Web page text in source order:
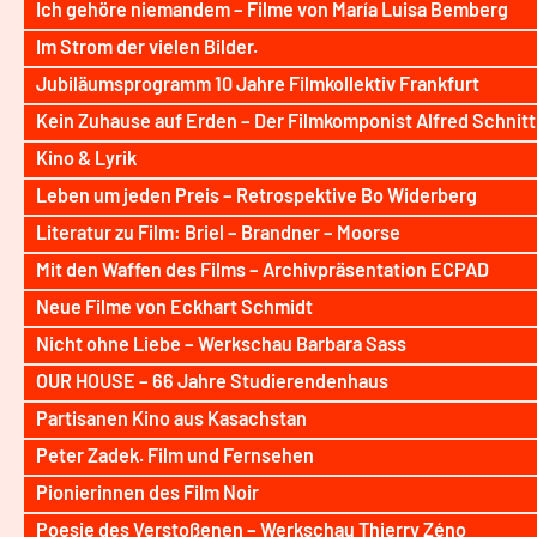
Ich gehöre niemandem – Filme von María Luisa Bemberg
Im Strom der vielen Bilder.
Jubiläumsprogramm 10 Jahre Filmkollektiv Frankfurt
Kein Zuhause auf Erden – Der Filmkomponist Alfred
Kino & Lyrik
Leben um jeden Preis – Retrospektive Bo Widerberg
Literatur zu Film: Briel – Brandner – Moorse
Mit den Waffen des Films – Archivpräsentation ECPAD
Neue Filme von Eckhart Schmidt
Nicht ohne Liebe – Werkschau Barbara Sass
OUR HOUSE – 66 Jahre Studierendenhaus
Partisanen Kino aus Kasachstan
Peter Zadek. Film und Fernsehen
Pionierinnen des Film Noir
Poesie des Verstoßenen – Werkschau Thierry Zéno